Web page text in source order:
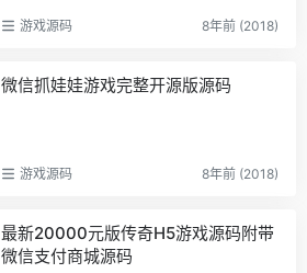
游戏源码 8年前 (2018)
微信抓娃娃游戏完整开源版源码
游戏源码 8年前 (2018)
最新20000元版传奇H5游戏源码附带
微信支付商城源码